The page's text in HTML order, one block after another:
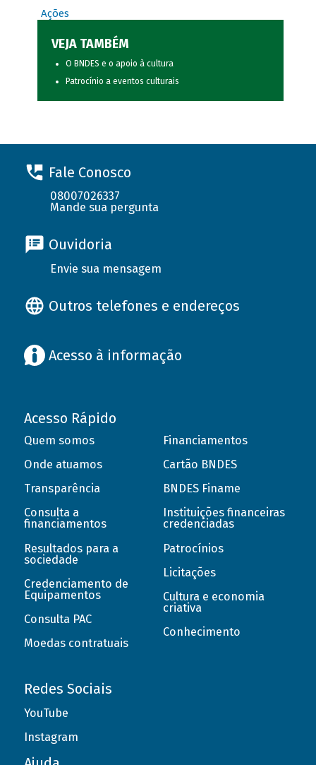
Ações
VEJA TAMBÉM
O BNDES e o apoio à cultura
Patrocínio a eventos culturais
Fale Conosco
08007026337
Mande sua pergunta
Ouvidoria
Envie sua mensagem
Outros telefones e endereços
Acesso à informação
Acesso Rápido
Quem somos
Onde atuamos
Transparência
Consulta a
financiamentos
Resultados para a
sociedade
Credenciamento de
Equipamentos
Consulta PAC
Moedas contratuais
Financiamentos
Cartão BNDES
BNDES Finame
Instituições financeiras
credenciadas
Patrocínios
Licitações
Cultura e economia
criativa
Conhecimento
Redes Sociais
YouTube
Instagram